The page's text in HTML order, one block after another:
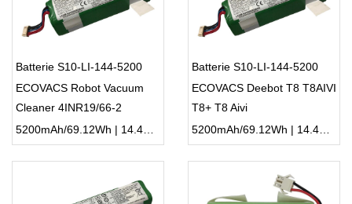
Batterie S10-LI-144-5200
ECOVACS Robot Vacuum
Cleaner 4INR19/66-2
5200mAh/69.12Wh | 14.4V | Li-ion ...
Batterie S10-LI-144-5200
ECOVACS Deebot T8 T8AIVI
T8+ T8 Aivi
5200mAh/69.12Wh | 14.4V | Li-ion ...